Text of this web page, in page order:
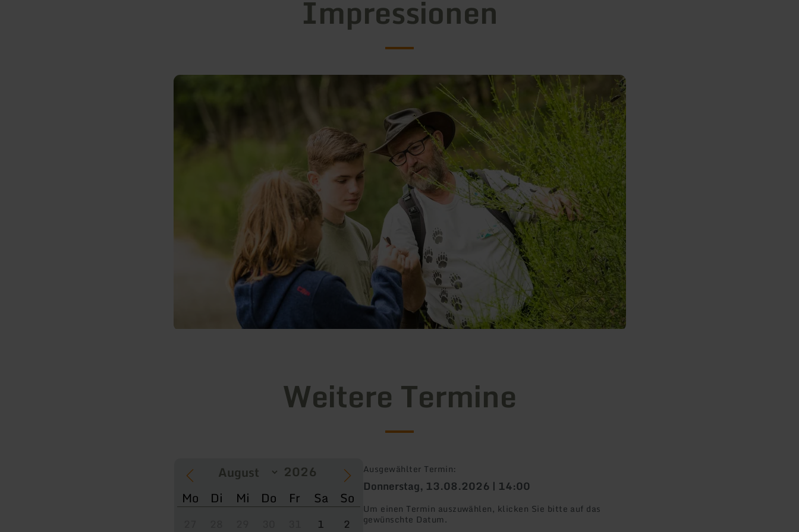
Impressionen
Weitere Termine
Mo Di Mi Do Fr Sa So
1 2
Ausgewählter Termin:
Donnerstag, 13.08.2026 | 14:00
Um einen Termin auszuwählen, klicken Sie bitte auf das
gewünschte Datum.